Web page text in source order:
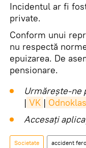
Incidentul ar fi
private.
Conform unui
nu respectă
epuizarea. De
pensionare.
Urmărește-ne
| VK |
Accesaţi
Societate accident